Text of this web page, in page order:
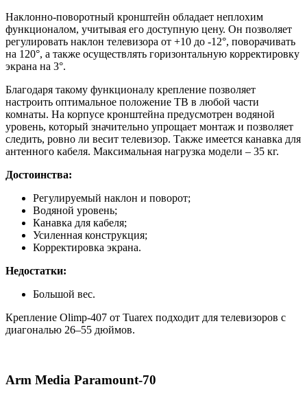
Наклонно-поворотный кронштейн обладает неплохим
функционалом, учитывая его доступную цену. Он позволяет
регулировать наклон телевизора от +10 до -12°, поворачивать
на 120°, а также осуществлять горизонтальную корректировку
экрана на 3°.
Благодаря такому функционалу крепление позволяет
настроить оптимальное положение ТВ в любой части
комнаты. На корпусе кронштейна предусмотрен водяной
уровень, который значительно упрощает монтаж и позволяет
следить, ровно ли весит телевизор. Также имеется канавка для
антенного кабеля. Максимальная нагрузка модели – 35 кг.
Достоинства:
Регулируемый наклон и поворот;
Водяной уровень;
Канавка для кабеля;
Усиленная конструкция;
Корректировка экрана.
Недостатки:
Большой вес.
Крепление Olimp-407 от Tuarex подходит для телевизоров с
диагональю 26–55 дюймов.
Arm Media Paramount-70